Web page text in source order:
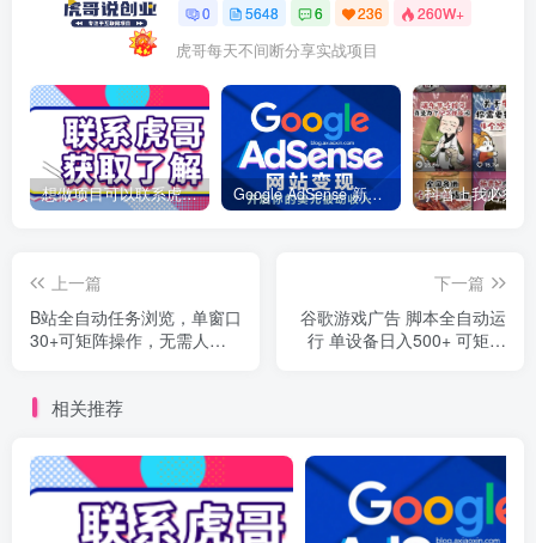
0 5648 6 236 260W+
虎哥每天不间断分享实战项目
想做项目可以联系虎哥微信 虎哥一对一解答并且远程视频教学 Google AdSense 新手接入教程：虎哥手把手教你用网站赚取美元收入
上一篇
B站全自动任务浏览，单窗口
30+可矩阵操作，无需人工
下一篇
谷歌游戏广告 脚本全自动运
行 单设备日入500+ 可矩阵
相关推荐